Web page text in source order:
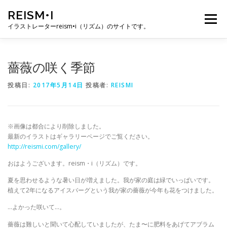
REISM•I
イラストレーターreism•i（リズム）のサイトです。
メニュー
お問い合わせ
薔薇の咲く季節
投稿日: 2017年5月14日 投稿者: REISMI
※画像は都合により削除しました。
最新のイラストはギャラリーページでご覧ください。
http://reismi.com/gallery/
おはようございます。reism・i（リズム）です。
夏を思わせるような暑い日が増えました。我が家の庭は緑でいっぱいです。
植えて2年になるアイスバーグという我が家の薔薇が今年も花をつけました。
…よかった咲いて…。
薔薇は難しいと聞いて心配していましたが、たま〜に肥料をあげてアブラム